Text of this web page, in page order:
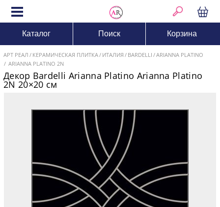
Каталог Поиск Корзина
АРТ РЕАЛ КЕРАМИЧЕСКАЯ ПЛИТКА ИТАЛИЯ BARDELLI ARIANNA PLATINO
ARIANNA PLATINO 2N
Декор Bardelli Arianna Platino Arianna Platino
2N 20×20 см